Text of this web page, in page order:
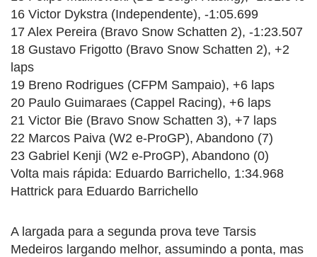
16 Victor Dykstra (Independente), -1:05.699
17 Alex Pereira (Bravo Snow Schatten 2), -1:23.507
18 Gustavo Frigotto (Bravo Snow Schatten 2), +2
laps
19 Breno Rodrigues (CFPM Sampaio), +6 laps
20 Paulo Guimaraes (Cappel Racing), +6 laps
21 Victor Bie (Bravo Snow Schatten 3), +7 laps
22 Marcos Paiva (W2 e-ProGP), Abandono (7)
23 Gabriel Kenji (W2 e-ProGP), Abandono (0)
Volta mais rápida: Eduardo Barrichello, 1:34.968
Hattrick para Eduardo Barrichello
A largada para a segunda prova teve Tarsis
Medeiros largando melhor, assumindo a ponta, mas